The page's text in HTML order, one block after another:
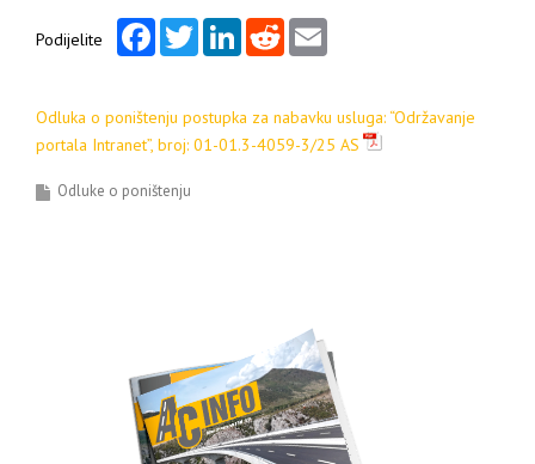
Podijelite
FacebookTwitterLinkedInReddit
Odluka o poništenju postupka za nabavku usluga: “Održavanje
portala Intranet”, broj: 01-01.3-4059-3/25 AS
Odluke o poništenju